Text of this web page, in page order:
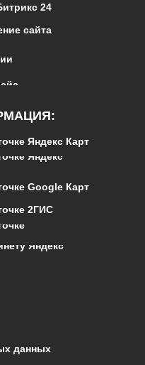
данных
Яндекс
Яндекс Карт
Яндекс
Google Карт
2ГИС
24
сайта